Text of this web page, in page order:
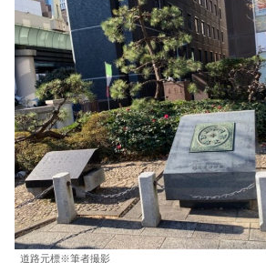
道路元標※筆者撮影